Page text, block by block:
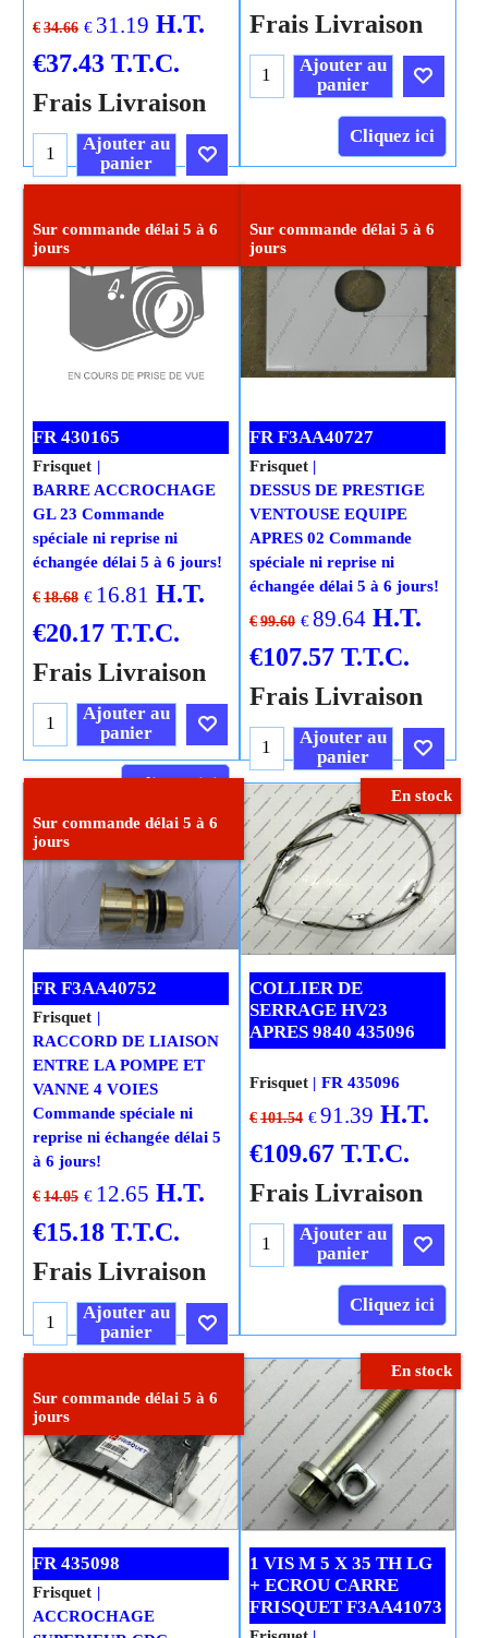
€ 34.66 € 31.19 H.T.
€37.43 T.T.C.
Frais Livraison
Ajouter au
panier
Frais Livraison
Ajouter au
panier
Cliquez ici
Sur commande délai 5 à 6
jours
FR 430165
€ 18.68 € 16.81 H.T.
€20.17 T.T.C.
Frais Livraison
Frisquet
BARRE ACCROCHAGE
GL 23 Commande
spéciale ni reprise ni
échangée délai 5 à 6 jours!
Ajouter au
panier
Cliquez ici
Sur commande délai 5 à 6
jours
FR F3AA40727
€ 99.60 €89.64 H.T.
€107.57 T.T.C.
Frais Livraison
Frisquet
DESSUS DE PRESTIGE
VENTOUSE EQUIPE
APRES 02 Commande
spéciale ni reprise ni
échangée délai 5 à 6 jours!
Ajouter au
panier
Cliquez ici
Sur commande délai 5 à 6
jours
FR F3AA40752
€ 14.05 € 12.65 H.T.
€15.18 T.T.C.
Frais Livraison
Frisquet
RACCORD DE LIAISON
ENTRE LA POMPE ET
VANNE 4 VOIES
Commande spéciale ni
reprise ni échangée délai 5
à 6 jours!
Ajouter au
panier
En stock
COLLIER DE
SERRAGE HV23
APRES 9840 435096
€ 101.54 €91.39 H.T.
€109.67 T.T.C.
Frais Livraison
Frisquet FR 435096
Ajouter au
panier
Cliquez ici
Sur commande délai 5 à 6
jours
FR 435098
Frisquet
ACCROCHAGE
En stock
1 VIS M 5 X 35 TH LG
+ ECROU CARRE
FRISQUET F3AA41073